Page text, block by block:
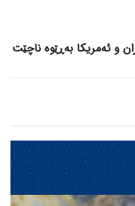
و ئەمریکا بەڕێوە ناچێت